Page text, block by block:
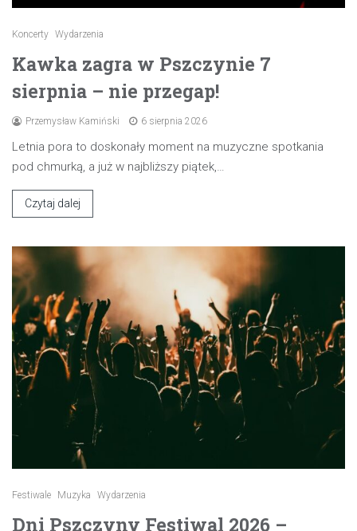
Koncerty Wydarzenia
Kawka zagra w Pszczynie 7
sierpnia – nie przegap!
Przemysław Kamiński 6 sierpnia 2026
Letnia pora to doskonały moment na muzyczne spotkania
pod chmurką, a już w najbliższy piątek,…
Czytaj dalej
Festiwale Muzyka Wydarzenia
Dni Pszczyny Festiwal 2026 –